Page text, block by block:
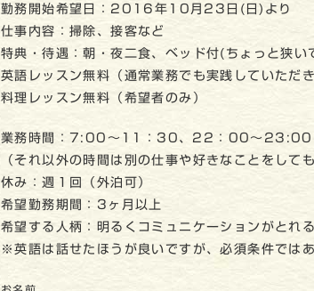
勤務開始希望日：2016年10月23日(日)より
仕事内容：掃除、接客など
特典・待遇：朝・夜二食、ベッド付(ちょっと狭い
英語レッスン無料（通常業務でも実践していただき
料理レッスン無料（希望者のみ）
業務時間：7:00～11：30、22：00～23:00
（それ以外の時間は別の仕事や好きなことをして
休み：週１回（外泊可）
希望勤務期間：3ヶ月以上
希望する人柄：明るくコミュニケーションがとれ
※英語は話せたほうが良いですが、必須条件ではあ